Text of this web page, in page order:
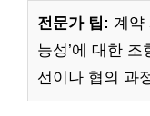
전문가 팁: 계약
능성’에 대한
선이나 협의 과